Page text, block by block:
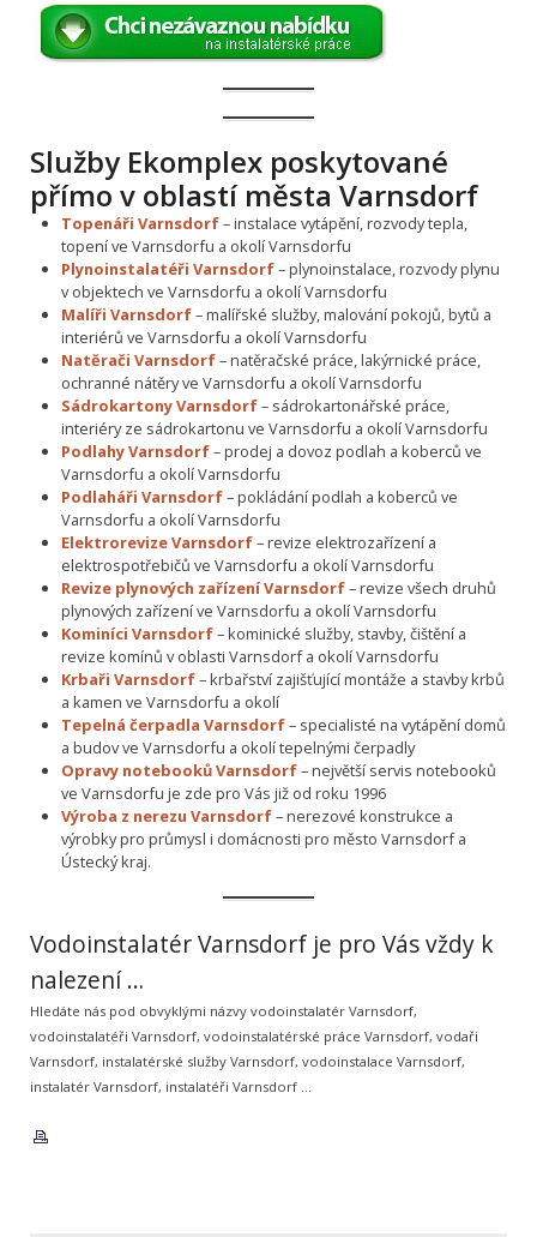
Služby Ekomplex poskytované
přímo v oblastí města Varnsdorf
Topenáři Varnsdorf– instalace vytápění, rozvody tepla,
topení ve Varnsdorfu a okolí Varnsdorfu
Plynoinstalatéři Varnsdorf– plynoinstalace, rozvody plynu
v objektech ve Varnsdorfu a okolí Varnsdorfu
Malíři Varnsdorf– malířské služby, malování pokojů, bytů a
interiérů ve Varnsdorfu a okolí Varnsdorfu
Natěrači Varnsdorf– natěračské práce, lakýrnické práce,
ochranné nátěry ve Varnsdorfu a okolí Varnsdorfu
Sádrokartony Varnsdorf– sádrokartonářské práce,
interiéry ze sádrokartonu ve Varnsdorfu a okolí Varnsdorfu
Podlahy Varnsdorf– prodej a dovoz podlah a koberců ve
Varnsdorfu a okolí Varnsdorfu
Podlaháři Varnsdorf– pokládání podlah a koberců ve
Varnsdorfu a okolí Varnsdorfu
Elektrorevize Varnsdorf– revize elektrozařízení a
elektrospotřebičů ve Varnsdorfu a okolí Varnsdorfu
Revize plynových zařízení Varnsdorf– revize všech druhů
plynových zařízení ve Varnsdorfu a okolí Varnsdorfu
Kominíci Varnsdorf– kominické služby, stavby, čištění a
revize komínů v oblasti Varnsdorf a okolí Varnsdorfu
Krbaři Varnsdorf– krbařství zajišťující montáže a stavby krbů
a kamen ve Varnsdorfu a okolí
Tepelná čerpadla Varnsdorf– specialisté na vytápění domů
a budov ve Varnsdorfu a okolí tepelnými čerpadly
Opravy notebooků Varnsdorf– největší servis notebooků
ve Varnsdorfu je zde pro Vás již od roku 1996
Výroba z nerezu Varnsdorf– nerezové konstrukce a
výrobky pro průmysl i domácnosti pro město Varnsdorf a
Ústecký kraj.
Vodoinstalatér Varnsdorf je pro Vás vždy k
nalezení …
Hledáte nás pod obvyklými názvy vodoinstalatér Varnsdorf,
vodoinstalatéři Varnsdorf, vodoinstalatérské práce Varnsdorf, vodaři
Varnsdorf, instalatérské služby Varnsdorf, vodoinstalace Varnsdorf,
instalatér Varnsdorf, instalatéři Varnsdorf …